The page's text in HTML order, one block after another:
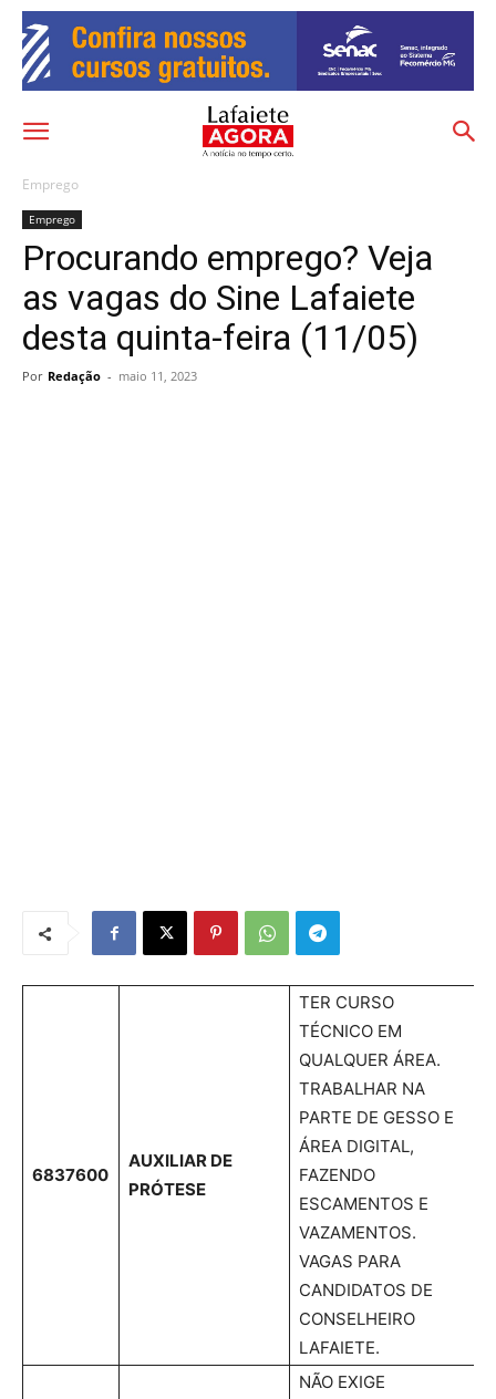
Emprego
Emprego
Procurando emprego? Veja
as vagas do Sine Lafaiete
desta quinta-feira (11/05)
Por Redação - maio 11, 2023
6837600
AUXILIAR DE
PRÓTESE
TER CURSO
TÉCNICO EM
QUALQUER ÁREA.
TRABALHAR NA
PARTE DE GESSO E
ÁREA DIGITAL,
FAZENDO
ESCAMENTOS E
VAZAMENTOS.
VAGAS PARA
CANDIDATOS DE
CONSELHEIRO
LAFAIETE.
NÃO EXIGE